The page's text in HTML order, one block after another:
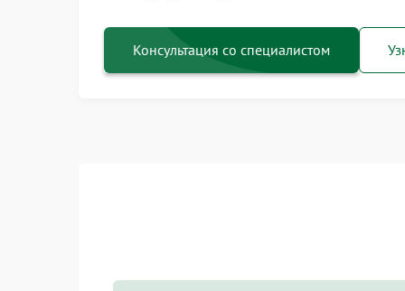
Консультация со специалистом